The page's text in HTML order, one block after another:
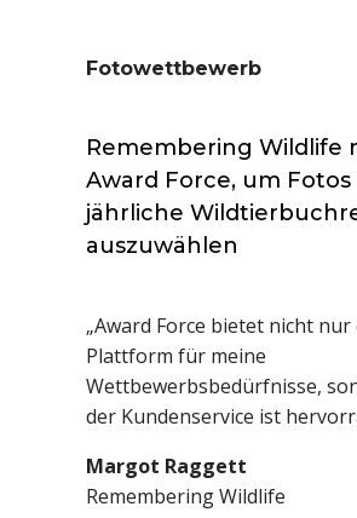
Fotowettbewerb
Remembering Wildlife
Award Force, um
jährliche
auszuwählen
„Award Force bietet nicht nur
Plattform für meine
Wettbewerbsbedürfnisse,
der Kundenservice ist
Margot Raggett
Remembering Wildlife